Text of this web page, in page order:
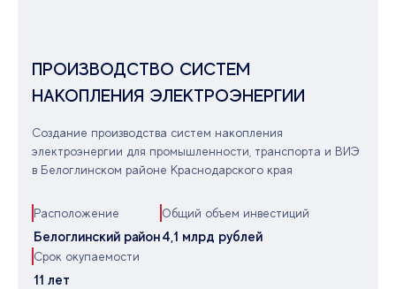
ПРОИЗВОДСТВО СИСТЕМ
НАКОПЛЕНИЯ ЭЛЕКТРОЭНЕРГИИ
Создание производства систем накопления
электроэнергии для промышленности, транспорта и ВИЭ
в Белоглинском районе Краснодарского края
Расположение
Белоглинский район
Общий объем инвестиций
4,1 млрд рублей
Срок окупаемости
11 лет